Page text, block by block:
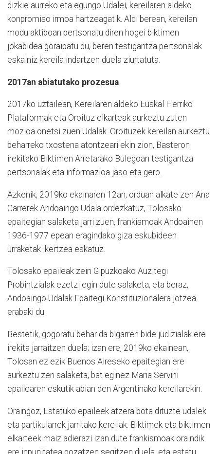
dizkie aurreko eta egungo Udalei, kereilaren aldeko
konpromiso irmoa hartzeagatik. Aldi berean, kereilan
modu aktiboan pertsonatu diren hogei biktimen
jokabidea goraipatu du, beren testigantza pertsonalak
eskainiz kereila indartzen duela ziurtatuta.
2017an abiatutako prozesua
2017ko uztailean, Kereilaren aldeko Euskal Herriko
Plataformak eta Oroituz elkarteak aurkeztu zuten
mozioa onetsi zuen Udalak. Oroituzek kereilan aurkeztu
beharreko txostena atontzeari ekin zion, Basteron
irekitako Biktimen Arretarako Bulegoan testigantza
pertsonalak eta informazioa jaso eta gero.
Azkenik, 2019ko ekainaren 12an, orduan alkate zen Ana
Carrerek Andoaingo Udala ordezkatuz, Tolosako
epaitegian salaketa jarri zuen, frankismoak Andoainen
1936-1977 epean eragindako giza eskubideen
urraketak ikertzea eskatuz.
Tolosako epaileak zein Gipuzkoako Auzitegi
Probintzialak ezetzi egin dute salaketa, eta beraz,
Andoaingo Udalak Epaitegi Konstituzionalera jotzea
erabaki du.
Bestetik, gogoratu behar da bigarren bide judizialak ere
irekita jarraitzen duela; izan ere, 2019ko ekainean,
Tolosan ez ezik Buenos Aireseko epaitegian ere
aurkeztu zen salaketa, bat eginez Maria Servini
epailearen eskutik abian den Argentinako kereilarekin.
Oraingoz, Estatuko epaileek atzera bota dituzte udalek
eta partikularrek jarritako kereilak. Biktimek eta biktimen
elkarteek maiz adierazi izan dute frankismoak oraindik
ere inpunitatea gozatzen segitzen duela, eta estatu